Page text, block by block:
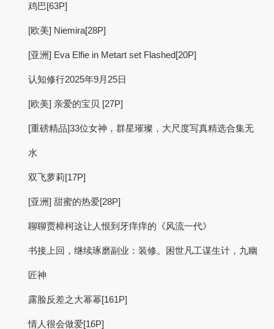
鸡巴[63P]
[欧美] Niemira[28P]
[亚洲] Eva Elfie in Metart set Flashed[20P]
认知修行2025年9月25日
[欧美] 亲爱的宝贝 [27P]
[重磅精品]33位女神，群星璀璨，大尺度写真精选合集无
水
双飞萝莉[17P]
[亚洲] 甜蜜的热爱[28P]
聊聊贾樟柯这让人恨到牙痒痒的《风流一代》
书接上回，继续琢磨副业：装修。困世凡工谋生计，九幽
匠神
露脸反差之大幂幂[161P]
情人很会做爱[16P]